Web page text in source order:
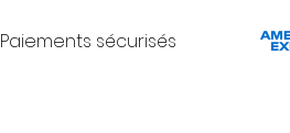
Paiements sécurisés